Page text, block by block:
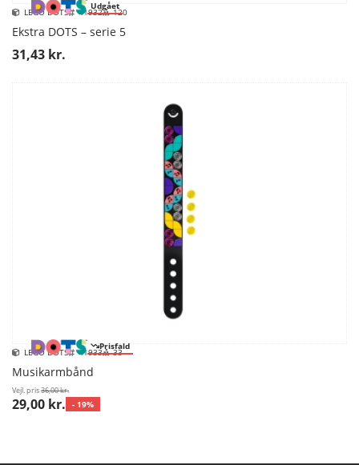
Udgået
LEGO DOTS 41932 120
Ekstra DOTS – serie 5
31,43 kr.
Prisfald
LEGO DOTS 41933 33
Musikarmbånd
Vejl. pris36,00 kr.
29,00 kr. - 19%